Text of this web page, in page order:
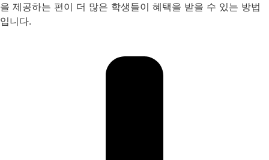
을 제공하는 편이 더 많은 학생들이 혜택을 받을 수 있는 방법
입니다.